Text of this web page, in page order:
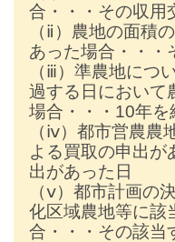
合・・・その収用
（ⅱ）農地の面積
あった場合・・・
（ⅲ）準農地につ
過する日において
場合・・・10年を
（ⅳ）都市営農農
よる買取の申出が
出があった日
（ⅴ）都市計画の
化区域農地等に該
合・・・その該当